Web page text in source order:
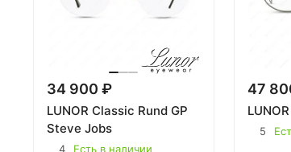
34 900 ₽
LUNOR Classic Rund GP
Steve Jobs
4 Есть в наличии
47
5